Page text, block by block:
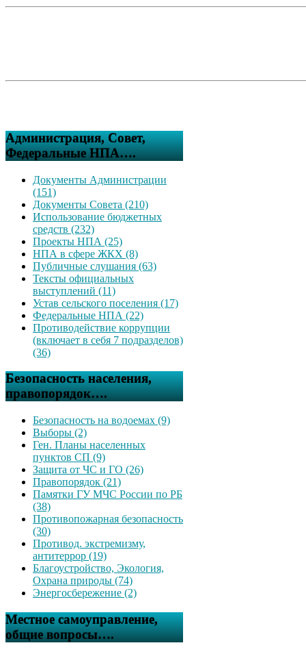
Администрация, Совет,
Федеральные НПА….
Документы Администрации
(151)
Документы Совета (210)
Использование бюджетных
средств (232)
Проекты НПА (25)
НПА в сфере ЖКХ (8)
Публичные слушания (63)
Тексты официальных
выступлений (11)
Устав сельского поселения (17)
Федеральные НПА (22)
Противодействие коррупции
(включает в себя 7 подразделов)
(36)
Безопасность населения,
правопорядок….
Безопасность на водоемах (9)
Выборы (2)
Ген. Планы населенных
пунктов СП (9)
Защита от ЧС и ГО (26)
Правопорядок (21)
Памятки ГУ МЧС России по РБ
(38)
Противопожарная безопасность
(30)
Противод. экстремизму,
антитеррор (19)
Благоустройство, Экология,
Охрана природы (74)
Энергосбережение (2)
Местное самоуправление,
общие вопросы….